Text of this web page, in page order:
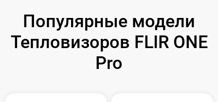
Популярные модели
Тепловизоров FLIR ONE
Pro